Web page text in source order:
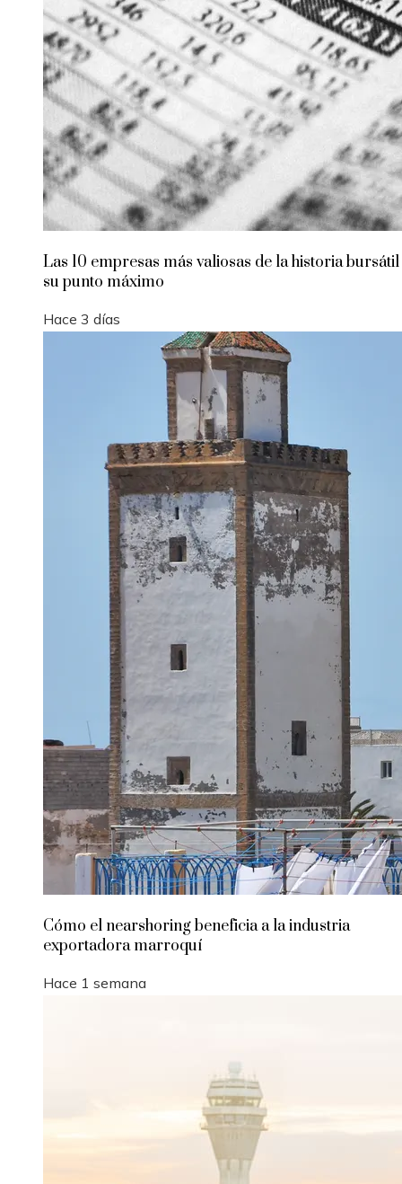
Las 10 empresas más valiosas de la historia
su punto máximo
Hace 3 días
Cómo el nearshoring beneficia a la industria
exportadora marroquí
Hace 1 semana